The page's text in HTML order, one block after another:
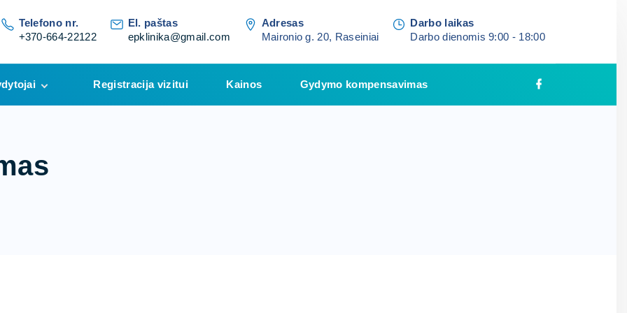
Telefono nr.
+370-664-22122
El. paštas
epklinika@gmail.com
Adresas
Maironio g. 20, Raseiniai
Darbo laikas
Darbo dienomis 9:00 - 18:00
Registracija vizitui Kainos Gydymo kompensavimas